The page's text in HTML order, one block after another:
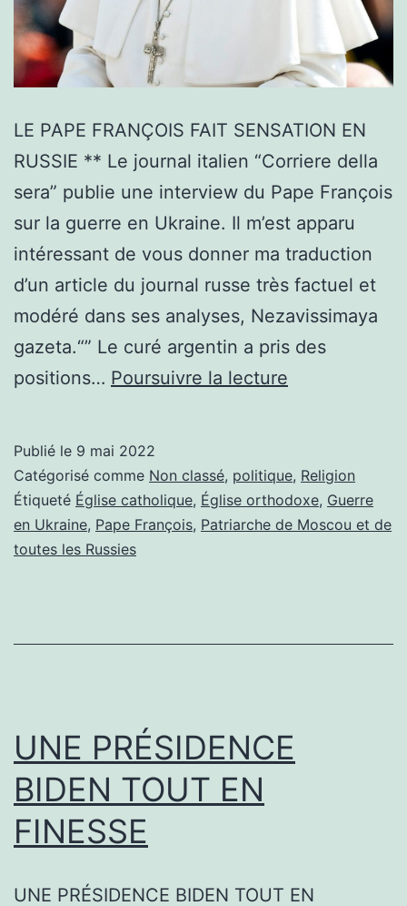
LE PAPE FRANÇOIS FAIT SENSATION EN
RUSSIE ** Le journal italien “Corriere della
sera” publie une interview du Pape François
sur la guerre en Ukraine. Il m’est apparu
intéressant de vous donner ma traduction
d’un article du journal russe très factuel et
modéré dans ses analyses, Nezavissimaya
gazeta.“” Le curé argentin a pris des
positions… Poursuivre la lecture
FAIT
SENSATION
EN
Publié le 9 mai 2022
Catégorisé comme Non classé, politique, Religion
Étiqueté Église catholique, Église orthodoxe, Guerre
en Ukraine, Pape François, Patriarche de Moscou et de
toutes les Russies
UNE PRÉSIDENCE
BIDEN TOUT EN
FINESSE
UNE PRÉSIDENCE BIDEN TOUT EN